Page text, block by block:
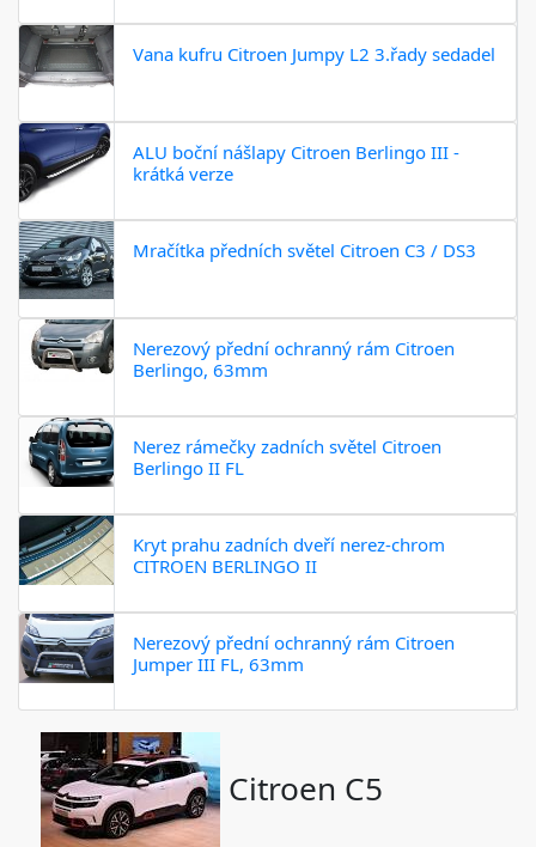
Vana kufru Citroen Jumpy L2 3.řady sedadel
ALU boční nášlapy Citroen Berlingo III -
krátká verze
Mračítka předních světel Citroen C3 / DS3
Nerezový přední ochranný rám Citroen
Berlingo, 63mm
Nerez rámečky zadních světel Citroen
Berlingo II FL
Kryt prahu zadních dveří nerez-chrom
CITROEN BERLINGO II
Nerezový přední ochranný rám Citroen
Jumper III FL, 63mm
Citroen C5